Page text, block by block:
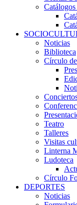
Noticias
Biblioteca
Círculo
Teatro
Talleres
Visitas
Linterna
Ludoteca
Círculo
DEPORTES
Noticias